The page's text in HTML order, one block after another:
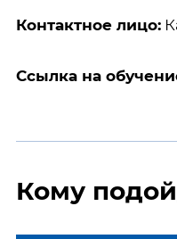
Контактное лицо:
Ссылка на
Кому